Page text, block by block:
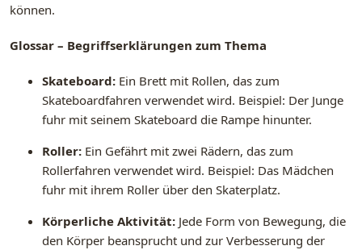
können.
Glossar – Begriffserklärungen zum Thema
Skateboard: Ein Brett mit Rollen, das zum
Skateboardfahren verwendet wird. Beispiel: Der Junge
fuhr mit seinem Skateboard die Rampe hinunter.
Roller: Ein Gefährt mit zwei Rädern, das zum
Rollerfahren verwendet wird. Beispiel: Das Mädchen
fuhr mit ihrem Roller über den Skaterplatz.
Körperliche Aktivität: Jede Form von Bewegung, die
den Körper beansprucht und zur Verbesserung der